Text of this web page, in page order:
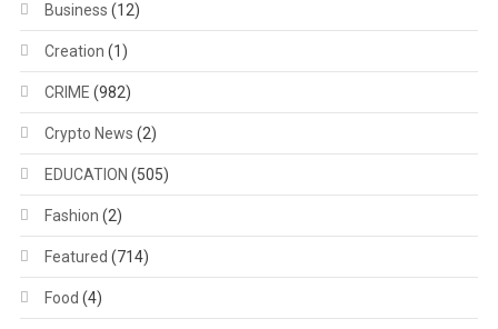
Business (12)
Creation (1)
CRIME (982)
Crypto News (2)
EDUCATION (505)
Fashion (2)
Featured (714)
Food (4)